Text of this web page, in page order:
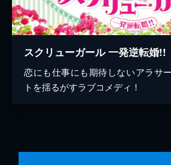
スクリューガール 一発逆転婚!!
恋にも仕事にも期待しないアラサ
トを揺るがすラブコメディ！